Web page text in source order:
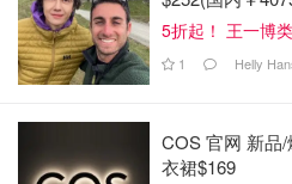
中，167号Pharmacy线路上的一
住她的屁股后，对他的脸部打
犯罪的数量每年都在下降；从
年的249起。
5折起！ 王一博
1 Helly
COS 官网 新品
衣裙$169